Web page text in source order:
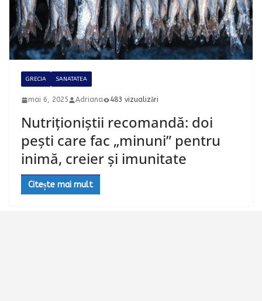
GRECIA SANATATEA
mai 6, 2025 Adriana 483 vizualizări
Nutriționiștii recomandă: doi
pești care fac „minuni” pentru
inimă, creier și imunitate
Citește mai mult